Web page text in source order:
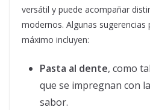
versátil y puede acompañar
modernos. Algunas sugerencias
máximo incluyen:
Pasta al dente, como
que se impregnan con
sabor.